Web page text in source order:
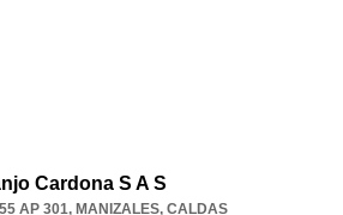
Cardona S A S
AP 301, MANIZALES, CALDAS